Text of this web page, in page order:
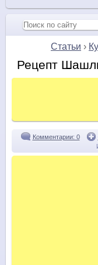
Статьи ›
Рецепт
Комментарии: 0